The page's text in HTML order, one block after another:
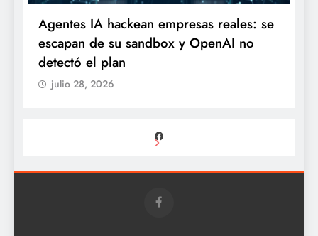
premium”: Gomita
duelo de
Agentes IA hackean
escapan de su